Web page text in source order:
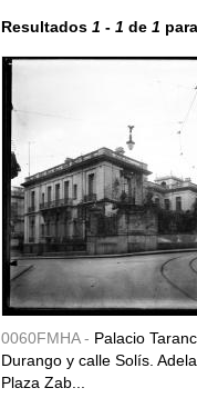
Resultados 1 - 1 de 1 para
0060FMHA - Palacio
Durango y calle Solís.
Plaza Zab...